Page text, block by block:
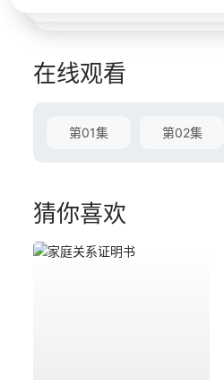
在线观看
第01集 第02集
猜你喜欢